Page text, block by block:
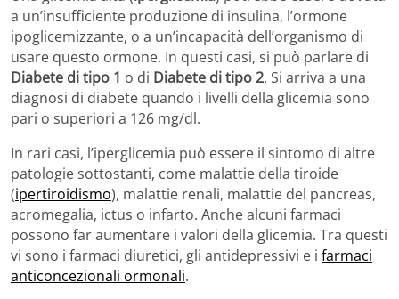
a un’insufficiente produzione di insulina, l’ormone
ipoglicemizzante, o a un’incapacità dell’organismo di
usare questo ormone. In questi casi, si può parlare di
Diabete di tipo 1 o di Diabete di tipo 2. Si arriva a una
diagnosi di diabete quando i livelli della glicemia sono
pari o superiori a 126 mg/dl.
In rari casi, l’iperglicemia può essere il sintomo di altre
patologie sottostanti, come malattie della tiroide
(ipertiroidismo), malattie renali, malattie del pancreas,
acromegalia, ictus o infarto. Anche alcuni farmaci
possono far aumentare i valori della glicemia. Tra questi
vi sono i farmaci diuretici, gli antidepressivi e i farmaci
anticoncezionali ormonali.